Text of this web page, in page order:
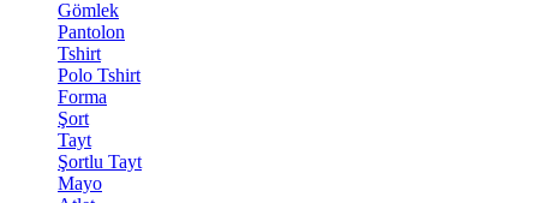
Gömlek
Pantolon
Tshirt
Polo Tshirt
Forma
Şort
Tayt
Şortlu Tayt
Mayo